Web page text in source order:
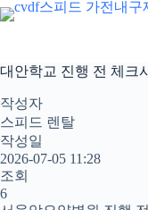
본
문
로
건
너
뛰
기
대안학교 진행 전 체크
작성자
스피드 렌탈
작성일
2026-07-05 11:28
조회
6